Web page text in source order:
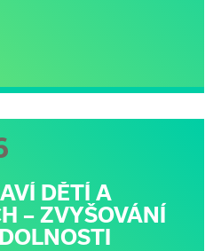
DĚTÍ A
– ZVYŠOVÁNÍ